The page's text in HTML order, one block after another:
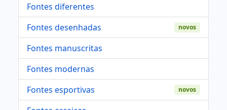
Fontes diferentes
Fontes desenhadas
novos
Fontes manuscritas
Fontes modernas
Fontes esportivas
novos